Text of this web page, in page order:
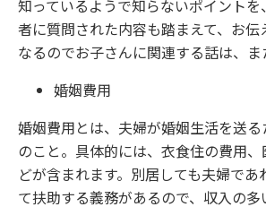
知っているようで知らないポイント
者に質問された内容も踏まえて、お伝
なるのでお子さんに関連する話は、ま
婚姻費用
婚姻費用とは、夫婦が婚姻生活を送
のこと。具体的には、衣食住の費用
どが含まれます。別居しても夫婦であ
て扶助する義務があるので、収入の